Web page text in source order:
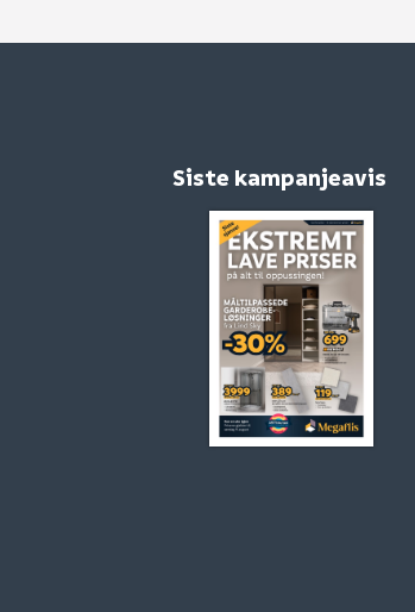
Siste kampanjeavis